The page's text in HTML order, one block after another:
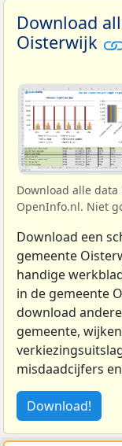
Download
Oisterwijk
Download alle
OpenInfo.nl. Niet
Download een
gemeente
handige
in de gemeente
download
gemeente,
misdaadcijfers
Download!